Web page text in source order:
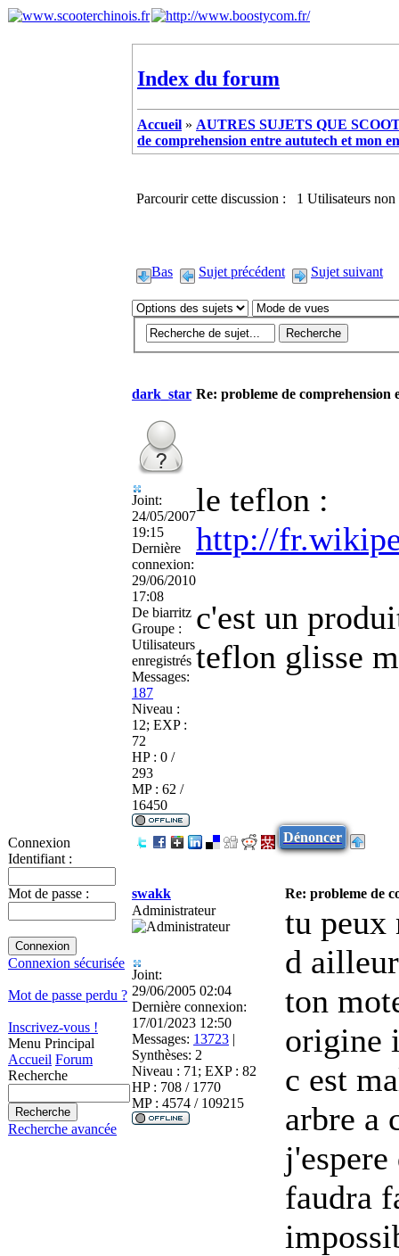
Connexion
Identifiant :
Mot de passe :
Connexion sécurisée
Mot de passe perdu ?
Inscrivez-vous !
Menu Principal
Accueil Forum
Recherche
Recherche avancée
Index du forum
Accueil » AUTRES SUJETS QUE
de comprehension entre aututech et mon
Parcourir cette discussion : 1 Utilisateurs non
Bas Sujet précédent Sujet suivant
dark_star Re: probleme de comprehension
Joint:
24/05/2007
19:15
Dernière
connexion:
29/06/2010
17:08
De biarritz
Groupe :
Utilisateurs
enregistrés
Messages:
187
Niveau :
12; EXP :
72
HP : 0 /
293
MP : 62 /
16450
le teflon :
http://
c'est un
teflon glisse
Dénoncer
swakk
Re: probleme de
Administrateur
Joint:
29/06/2005 02:04
Dernière connexion:
17/01/2023 12:50
Messages: 13723 |
Synthèses: 2
Niveau : 71; EXP : 82
HP : 708 / 1770
MP : 4574 / 109215
tu peux
d
ton
origine
c est
arbre a
faudra